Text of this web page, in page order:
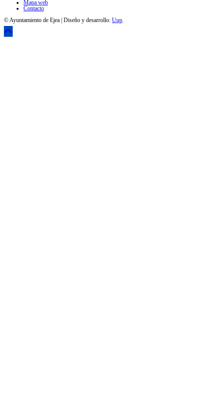
Mapa web
Contacto
© Ayuntamiento de Ejea | Diseño y desarrollo: Uup.